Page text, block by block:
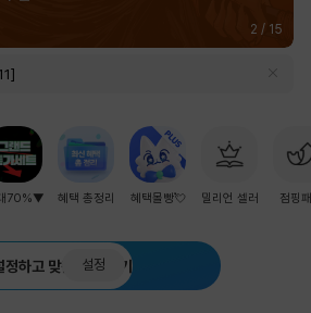
2 / 15
70%▼ 혜택 총정리 혜택몰빵💘 밀리언 셀러 점핑
정하고 맞춤 추천 받기
설정